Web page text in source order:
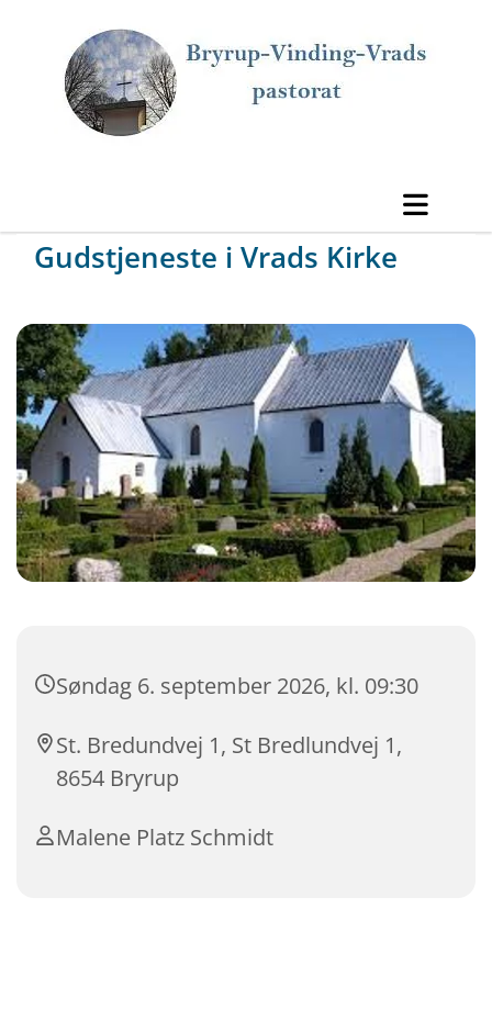
Gudstjeneste i Vrads Kirke
Søndag 6. september 2026, kl. 09:30
St. Bredundvej 1, St Bredlundvej 1,
8654 Bryrup
Malene Platz Schmidt